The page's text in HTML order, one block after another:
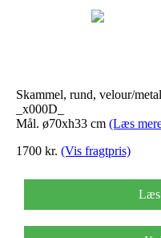
Skammel, rund, velour/
_x000D_
Mål. ø70xh33 cm (Læs
1700 kr. (Vis fragtpris)
Læs